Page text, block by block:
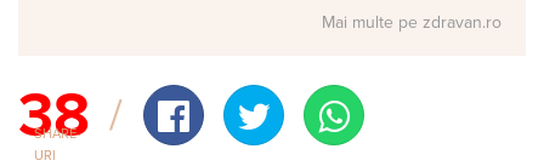
Mai multe pe zdravan.ro
38
SHARE-
URI